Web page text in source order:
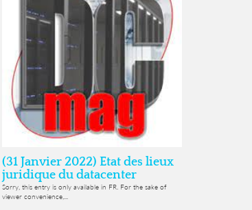
(31 Janvier 2022) Etat des lieux
juridique du datacenter
Sorry, this entry is only available in FR. For the sake of
viewer convenience,...